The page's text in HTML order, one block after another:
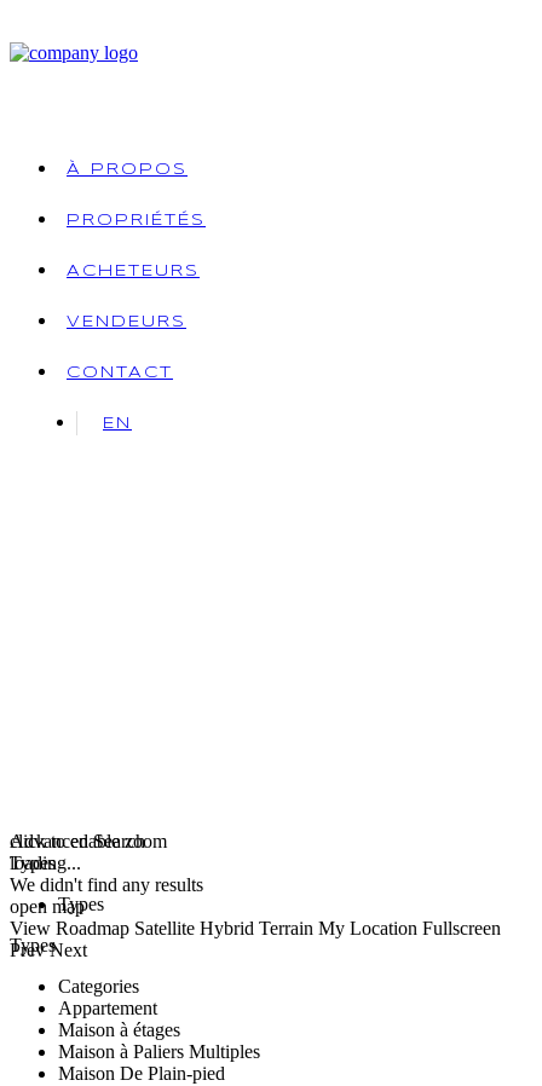
À PROPOS
PROPRIÉTÉS
ACHETEURS
VENDEURS
CONTACT
EN
click to enable zoom
loading...
We didn't find any results
open map
View Roadmap Satellite Hybrid Terrain My Location Fullscreen
Prev Next
Advanced Search
Types
Types
Types
Categories
Appartement
Maison à étages
Maison à Paliers Multiples
Maison De Plain-pied